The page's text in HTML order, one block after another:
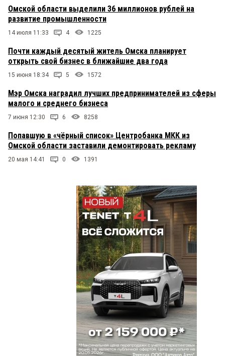
Омской области выделили 36 миллионов рублей на
развитие промышленности
14 июля 11:33 4 1225
Почти каждый десятый житель Омска планирует
открыть свой бизнес в ближайшие два года
15 июня 18:34 5 1572
Мэр Омска наградил лучших предпринимателей из сферы
малого и среднего бизнеса
7 июня 12:30 6 8258
Попавшую в «чёрный список» Центробанка МКК из
Омской области заставили демонтировать рекламу
20 мая 14:41 0 1391